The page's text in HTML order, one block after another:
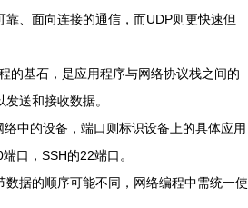
靠、面向连接的通信，而UDP则更快速但
的基石，是应用程序与网络协议栈之间的
送和接收数据。
络中的设备，端口则标识设备上的具体应用
口，SSH的22端口。
数据的顺序可能不同，网络编程中需统一使